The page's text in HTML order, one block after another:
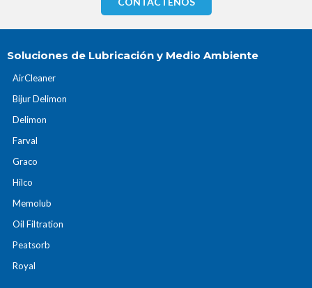
Soluciones de Lubricación y Medio Ambiente
AirCleaner
Bijur Delimon
Delimon
Farval
Graco
Hilco
Memolub
Oil Filtration
Peatsorb
Royal